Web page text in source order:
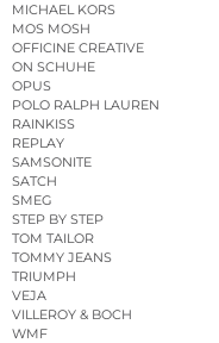
MICHAEL KORS
MOS MOSH
OFFICINE CREATIVE
ON SCHUHE
OPUS
POLO RALPH LAUREN
RAINKISS
REPLAY
SAMSONITE
SATCH
SMEG
STEP BY STEP
TOM TAILOR
TOMMY JEANS
TRIUMPH
VEJA
VILLEROY & BOCH
WMF